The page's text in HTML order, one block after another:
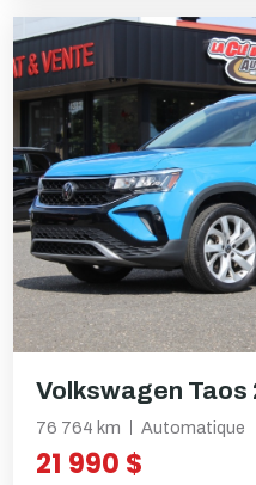
Volkswagen Taos
76 764 km Automatique
21 990 $